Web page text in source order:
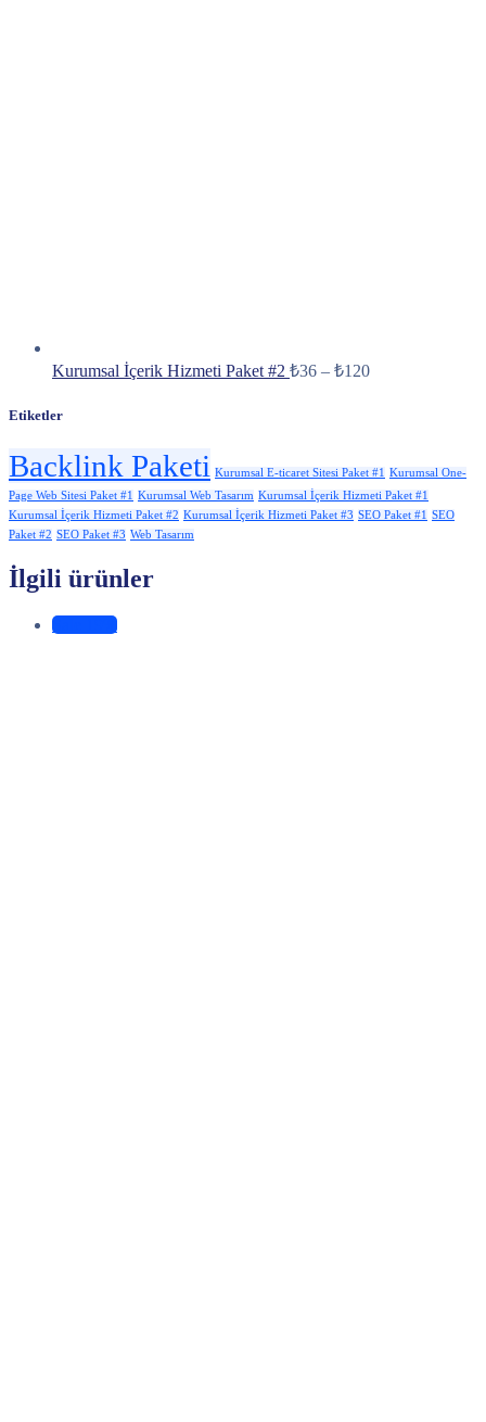
Kurumsal İçerik Hizmeti Paket #2 ₺36 – ₺120
Etiketler
Backlink Paketi Kurumsal E-ticaret Sitesi Paket #1
Kurumsal One-
Page Web Sitesi Paket #1
Kurumsal Web Tasarım Kurumsal İçerik Hizmeti Paket #1
Kurumsal İçerik Hizmeti Paket #2 Kurumsal İçerik Hizmeti Paket #3 SEO Paket #1
SEO
Paket #2 SEO Paket #3 Web Tasarım
İlgili ürünler
Sale 19%